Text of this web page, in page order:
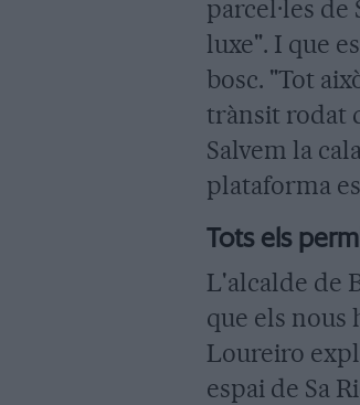
parcel·les
luxe". I que
bosc. "Tot
trànsit rodat
Salvem la
plataforma
Tots els
L'alcalde de
que els nous
Loureiro
espai de Sa